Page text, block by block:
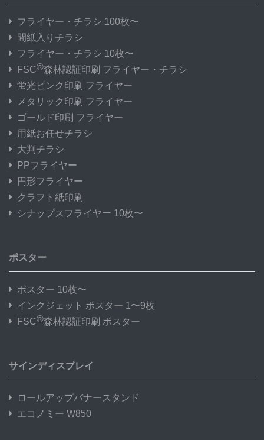
フライヤー・チラシ 100枚〜
間紙入りチラシ
フライヤー・チラシ 10枚〜
FSC®森林認証印刷 フライヤー・チラシ
蛍光ピンク印刷 フライヤー
メタリック印刷 フライヤー
ゴールド印刷 フライヤー
用紙お任せチラシ
大判チラシ
PPフライヤー
円形フライヤー
クラフト紙印刷
シナップスフライヤー 10枚〜
ポスター
ポスター 10枚〜
インクジェット ポスター 1〜9枚
FSC®森林認証印刷 ポスター
サインディスプレイ
ロールアップバナースタンド
エコノミー W850